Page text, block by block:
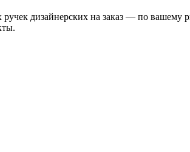
дизайнерских на заказ — по вашему